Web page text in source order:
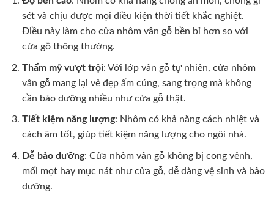
sét và chịu được mọi điều kiện thời tiết khắc nghiệt.
Điều này làm cho cửa nhôm vân gỗ bền bỉ hơn so với
cửa gỗ thông thường.
Thẩm mỹ vượt trội: Với lớp vân gỗ tự nhiên, cửa nhôm
vân gỗ mang lại vẻ đẹp ấm cúng, sang trọng mà không
cần bảo dưỡng nhiều như cửa gỗ thật.
Tiết kiệm năng lượng: Nhôm có khả năng cách nhiệt và
cách âm tốt, giúp tiết kiệm năng lượng cho ngôi nhà.
Dễ bảo dưỡng: Cửa nhôm vân gỗ không bị cong vênh,
mối mọt hay mục nát như cửa gỗ, dễ dàng vệ sinh và bảo
dưỡng.